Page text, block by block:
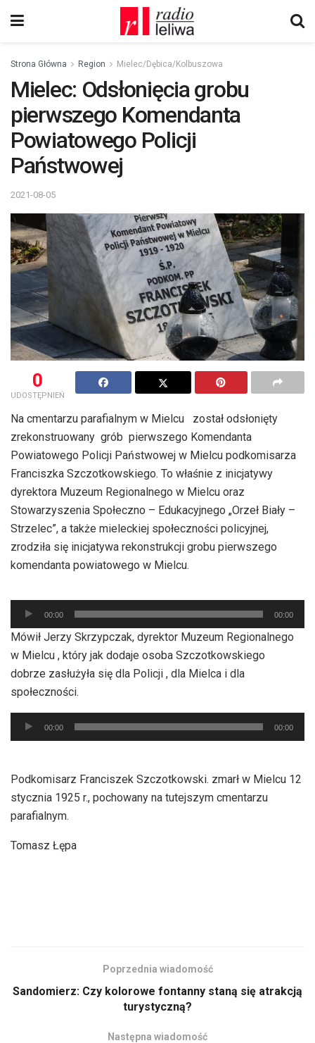
Strona Główna Region Mielec/Dębica/Kolbuszowa
Mielec: Odsłonięcia grobu
pierwszego Komendanta
Powiatowego Policji
Państwowej
2021-08-05
0
UDOSTĘPNIEŃ
Na cmentarzu parafialnym w Mielcu został odsłonięty
zrekonstruowany grób pierwszego Komendanta
Powiatowego Policji Państwowej w Mielcu podkomisarza
Franciszka Szczotkowskiego. To właśnie z inicjatywy
dyrektora Muzeum Regionalnego w Mielcu oraz
Stowarzyszenia Społeczno – Edukacyjnego „Orzeł Biały –
Strzelec”, a także mieleckiej społeczności policyjnej,
zrodziła się inicjatywa rekonstrukcji grobu pierwszego
komendanta powiatowego w Mielcu.
Odtwarzacz
plików
dźwiękowych
00:00 00:00
Mówił Jerzy Skrzypczak, dyrektor Muzeum Regionalnego
w Mielcu , który jak dodaje osoba Szczotkowskiego
dobrze zasłużyła się dla Policji , dla Mielca i dla
społeczności.
Odtwarzacz
plików
00:00 00:00
Podkomisarz Franciszek Szczotkowski. zmarł w Mielcu 12
stycznia 1925 r., pochowany na tutejszym cmentarzu
parafialnym.
Tomasz Łępa
Poprzednia wiadomość
Sandomierz: Czy kolorowe fontanny staną się atrakcją
turystyczną?
Następna wiadomość